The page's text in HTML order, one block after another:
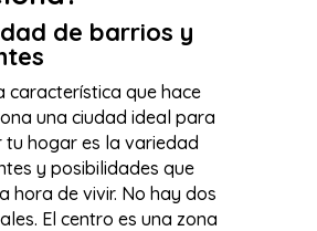
de barrios y
característica que hace
una ciudad ideal para
tu hogar es la variedad
y posibilidades que
hora de vivir. No hay dos
El centro es una zona